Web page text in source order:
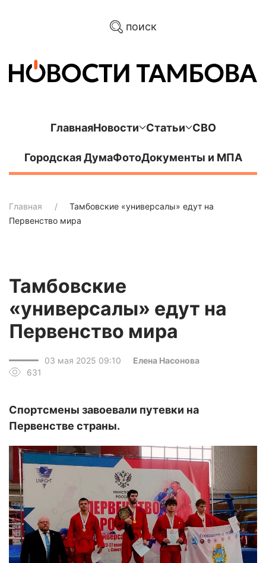
поиск
ГлавнаяНовости Статьи СВО
Городская ДумаФотоДокументы и МПА
Главная
Тамбовские «универсалы» едут на
Первенство мира
Тамбовские
«универсалы» едут на
Первенство мира
03 мая 2025 09:10
Елена Насонова
631
Спортсмены завоевали путевки на
Первенстве страны.